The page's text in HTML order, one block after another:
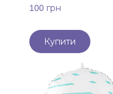
100 грн
Купити